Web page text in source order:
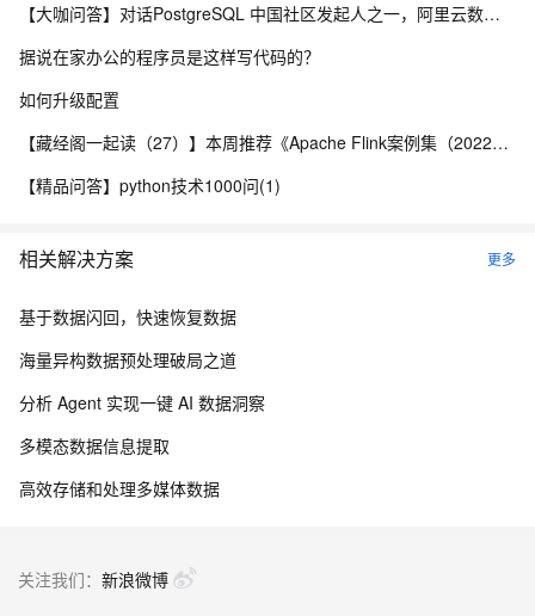
【大咖问答】对话PostgreSQL 中国社区发起人之一，阿里云数据库高级专家 德哥
据说在家办公的程序员是这样写代码的？
如何升级配置
【藏经阁一起读（27）】本周推荐《Apache Flink案例集（2022版）》，你有哪些心得？
【精品问答】python技术1000问(1)
相关解决方案 更多
基于数据闪回，快速恢复数据
海量异构数据预处理破局之道
分析 Agent 实现一键 AI 数据洞察
多模态数据信息提取
高效存储和处理多媒体数据
关注我们： 新浪微博